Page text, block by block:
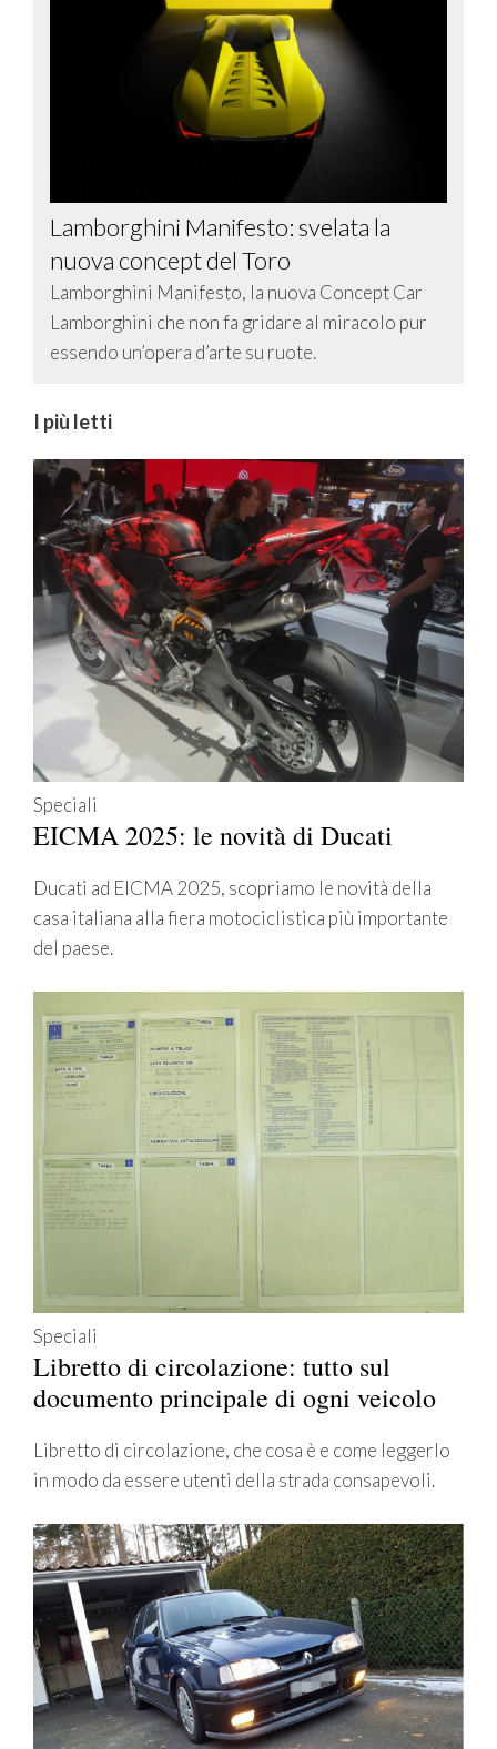
Lamborghini Manifesto: svelata la
nuova concept del Toro
Lamborghini Manifesto, la nuova Concept Car
Lamborghini che non fa gridare al miracolo pur
essendo un’opera d’arte su ruote.
I più letti
Speciali
EICMA 2025: le novità di Ducati
Ducati ad EICMA 2025, scopriamo le novità della
casa italiana alla fiera motociclistica più importante
del paese.
Speciali
Libretto di circolazione: tutto sul
documento principale di ogni veicolo
Libretto di circolazione, che cosa è e come leggerlo
in modo da essere utenti della strada consapevoli.